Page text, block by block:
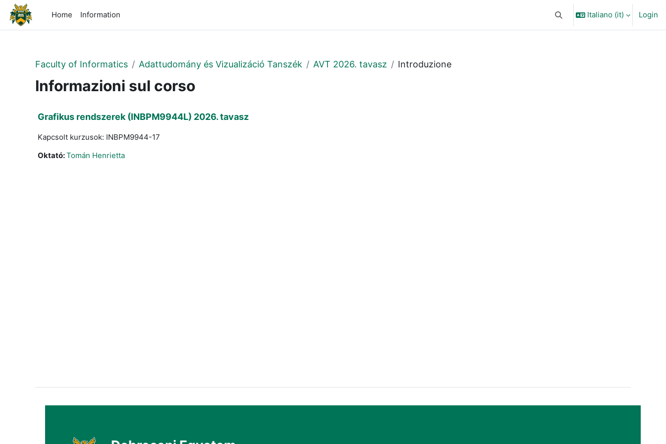
Vai al contenuto principale
Home
Information Attiva/disattiva input di ricerca
Italiano ‎(it)‎ Login
Faculty of Informatics Adattudomány és Vizualizáció Tanszék AVT 2026. tavasz Introduzione
Informazioni sul corso
Grafikus rendszerek (INBPM9944L) 2026. tavasz
Kapcsolt kurzusok: INBPM9944-17
Oktató:Tomán Henrietta